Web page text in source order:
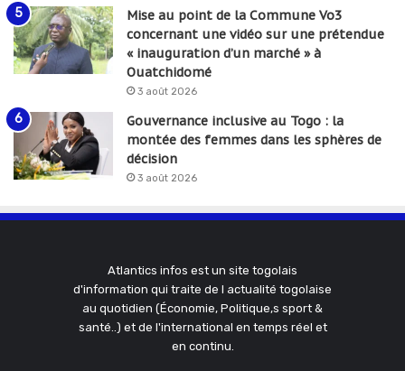
Mise au point de la Commune Vo3
concernant une vidéo sur une prétendue
« inauguration d’un marché » à
Ouatchidomé
3 août 2026
Gouvernance inclusive au Togo : la
montée des femmes dans les sphères de
décision
3 août 2026
Atlantics infos est un site togolais
d'information qui traite de l actualité togolaise
au quotidien (Économie, Politique,s sport &
santé..) et de l'international en temps réel et
en continu.